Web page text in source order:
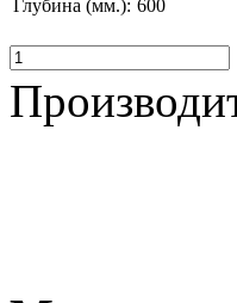
Глубина (мм.): 600